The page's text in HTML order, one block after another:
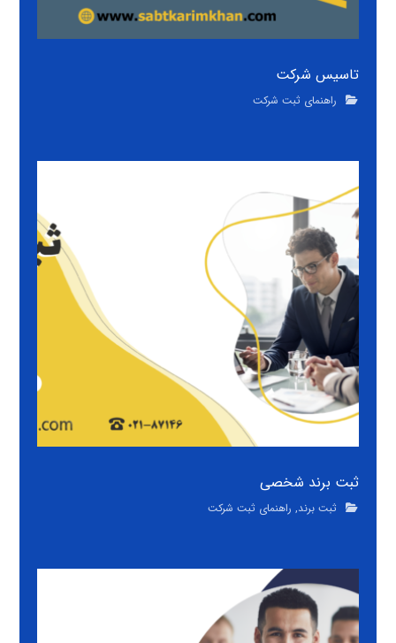
تاسیس شرکت
راهنمای ثبت شرکت
ثبت برند شخصی
ثبت برند, راهنمای ثبت شرکت